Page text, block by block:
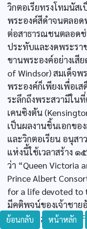
วิกตอเรียทรงโทมนัส
พระองค์สีดำจนตลอ
ต่อสาธารณชนตลอดช่
ประทับและงดพระรา
ขานพระองค์อย่างเสี
of Windsor) สมเด็จ
พระองค์ก็เพียงเพื่อเ
ระลึกถึงพระสวามีใน
เคนซิงตัน
เป็นผลงานชิ้นเอกขอ
และวิกตอเรียน อนุสา
แห่งนี้ใช้เวลาสร้าง ๑
ว่า “Queen Victoria
Prince Albert
for a life devoted to
มีคติพจน์ของเจ้าชาย
und Fest; True and
ย้อนกลับ หน้าหลัก